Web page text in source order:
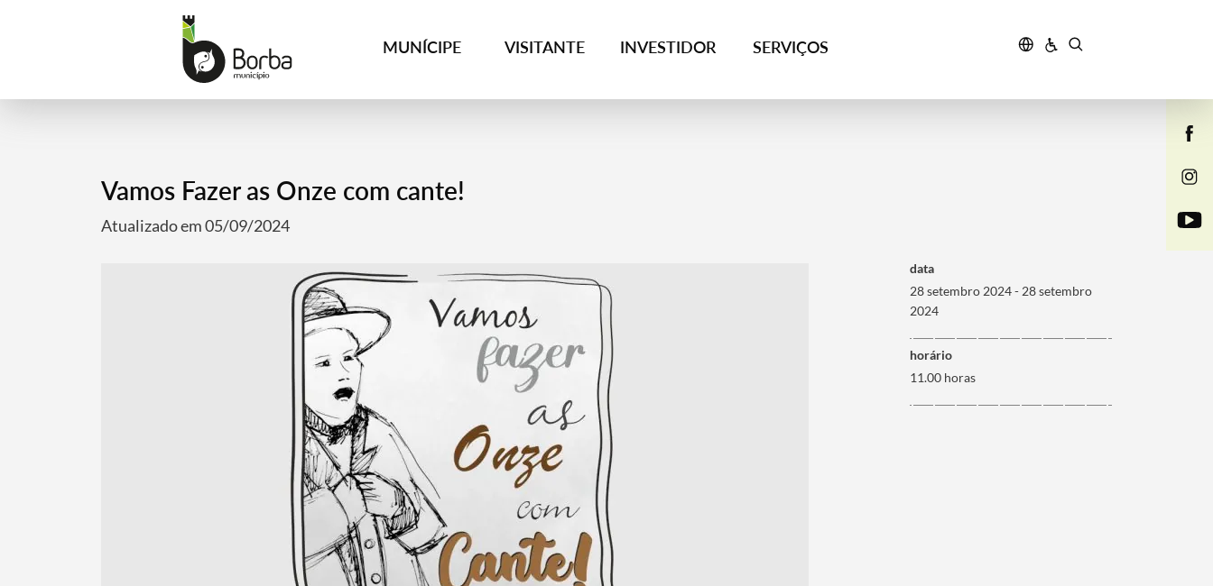
MUNÍCIPE VISITANTE INVESTIDOR SERVIÇOS
Vamos Fazer as Onze com cante!
Atualizado em 05/09/2024
data
28 setembro 2024 - 28 setembro
2024
horário
11.00 horas